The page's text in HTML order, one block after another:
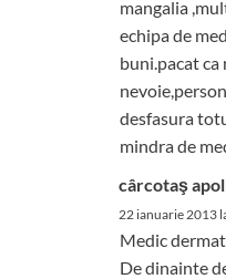
mangalia
echipa de
buni.pacat ca
desfasura
mindra de
cârcotaş
22 ianuarie 2013
Medic
De dinainte